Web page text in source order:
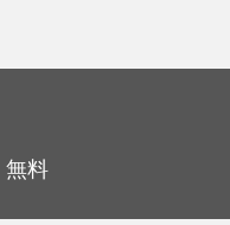
無料